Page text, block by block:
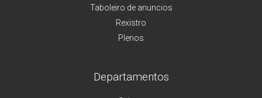
Taboleiro de anuncios
Rexistro
Plenos
Departamentos